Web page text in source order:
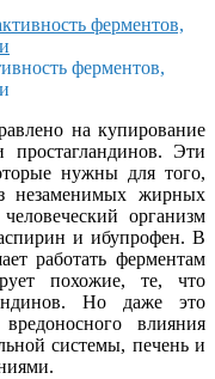
ферментов,
на купирование
Эти
нужны для того,
незаменимых жирных
организм
и ибупрофен. В
работать ферментам
похожие, те, что
Но даже это
влияния
системы, печень и